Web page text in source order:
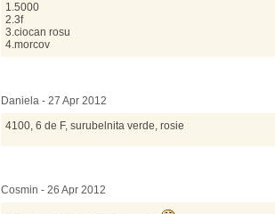
1.5000
2.3f
3.ciocan rosu
4.morcov
Daniela - 27 Apr 2012
4100, 6 de F, surubelnita verde, rosie
Cosmin - 26 Apr 2012